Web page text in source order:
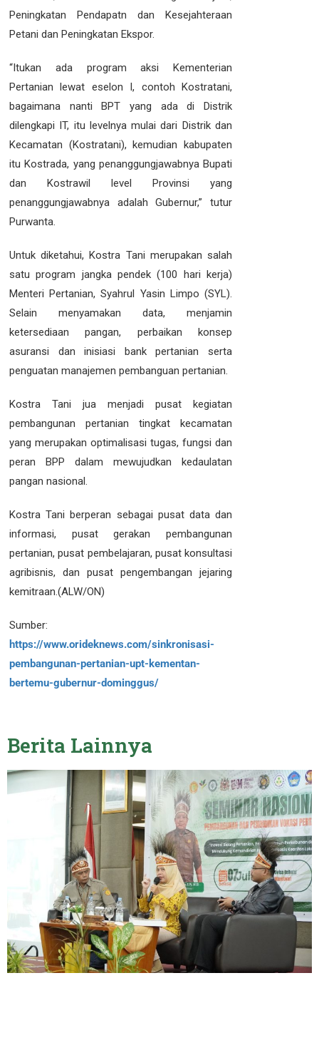
Peningkatan Pendapatn dan Kesejahteraan
Petani dan Peningkatan Ekspor.
“Itukan ada program aksi Kementerian
Pertanian lewat eselon I, contoh Kostratani,
bagaimana nanti BPT yang ada di Distrik
dilengkapi IT, itu levelnya mulai dari Distrik dan
Kecamatan (Kostratani), kemudian kabupaten
itu Kostrada, yang penanggungjawabnya Bupati
dan Kostrawil level Provinsi yang
penanggungjawabnya adalah Gubernur,” tutur
Purwanta.
Untuk diketahui, Kostra Tani merupakan salah
satu program jangka pendek (100 hari kerja)
Menteri Pertanian, Syahrul Yasin Limpo (SYL).
Selain menyamakan data, menjamin
ketersediaan pangan, perbaikan konsep
asuransi dan inisiasi bank pertanian serta
penguatan manajemen pembanguan pertanian.
Kostra Tani jua menjadi pusat kegiatan
pembangunan pertanian tingkat kecamatan
yang merupakan optimalisasi tugas, fungsi dan
peran BPP dalam mewujudkan kedaulatan
pangan nasional.
Kostra Tani berperan sebagai pusat data dan
informasi, pusat gerakan pembangunan
pertanian, pusat pembelajaran, pusat konsultasi
agribisnis, dan pusat pengembangan jejaring
kemitraan.(ALW/ON)
Sumber:
https://www.orideknews.com/sinkronisasi-
pembangunan-pertanian-upt-kementan-
bertemu-gubernur-dominggus/
Berita Lainnya